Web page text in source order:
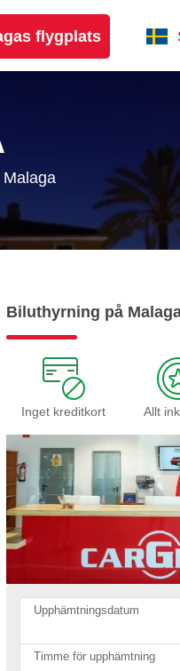
flygplats
Biluthyrning på
Inget kreditkort Allt
Upphämtningsdatum
Timme för upphämtning